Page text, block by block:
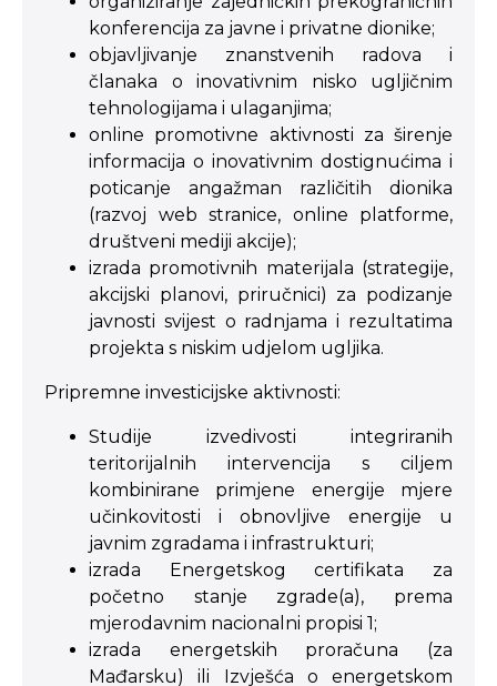
konferencija za javne i privatne dionike;
objavljivanje znanstvenih radova i
članaka o inovativnim nisko ugljičnim
tehnologijama i ulaganjima;
online promotivne aktivnosti za širenje
informacija o inovativnim dostignućima i
poticanje angažman različitih dionika
(razvoj web stranice, online platforme,
društveni mediji akcije);
izrada promotivnih materijala (strategije,
akcijski planovi, priručnici) za podizanje
javnosti svijest o radnjama i rezultatima
projekta s niskim udjelom ugljika.
Pripremne investicijske aktivnosti:
Studije izvedivosti integriranih
teritorijalnih intervencija s ciljem
kombinirane primjene energije mjere
učinkovitosti i obnovljive energije u
javnim zgradama i infrastrukturi;
izrada Energetskog certifikata za
početno stanje zgrade(a), prema
mjerodavnim nacionalni propisi 1;
izrada energetskih proračuna (za
Mađarsku) ili Izvješća o energetskom